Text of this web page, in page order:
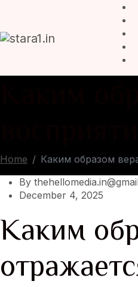
Home
Каким образом
By
December 4, 2025
Каким